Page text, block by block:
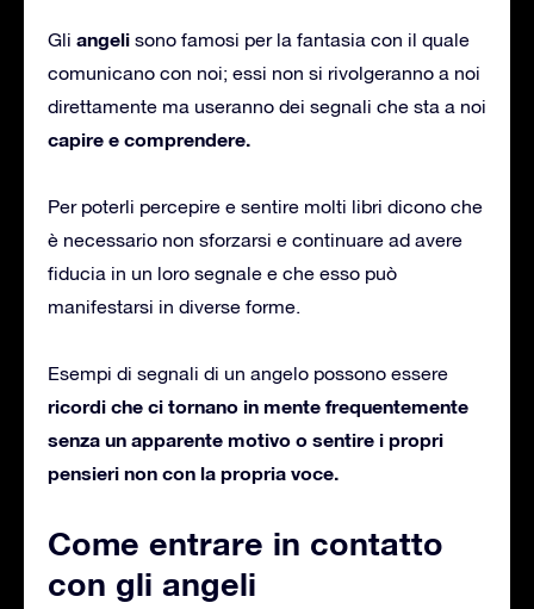
Gli angeli sono famosi per la fantasia con il quale
comunicano con noi; essi non si rivolgeranno a noi
direttamente ma useranno dei segnali che sta a noi
capire e comprendere.
Per poterli percepire e sentire molti libri dicono che
è necessario non sforzarsi e continuare ad avere
fiducia in un loro segnale e che esso può
manifestarsi in diverse forme.
Esempi di segnali di un angelo possono essere
ricordi che ci tornano in mente frequentemente
senza un apparente motivo o sentire i propri
pensieri non con la propria voce.
Come entrare in contatto
con gli angeli